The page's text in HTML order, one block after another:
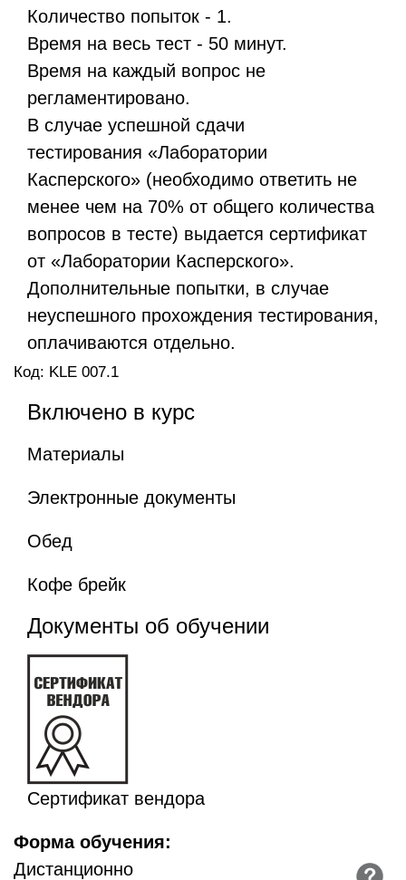
Количество попыток - 1.
Время на весь тест - 50 минут.
Время на каждый вопрос не
регламентировано.
В случае успешной сдачи
тестирования «Лаборатории
Касперского» (необходимо ответить не
менее чем на 70% от общего количества
вопросов в тесте) выдается сертификат
от «Лаборатории Касперского».
Дополнительные попытки, в случае
неуспешного прохождения тестирования,
оплачиваются отдельно.
Код: KLE 007.1
Включено в курс
Материалы
Электронные документы
Обед
Кофе брейк
Документы об обучении
Сертификат вендора
Форма обучения:
Дистанционно